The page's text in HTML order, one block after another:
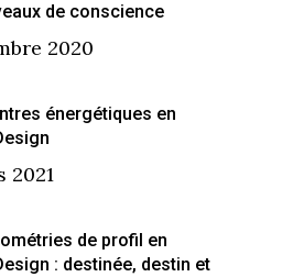
de conscience
2020
énergétiques en
2021
de profil en
: destinée, destin et